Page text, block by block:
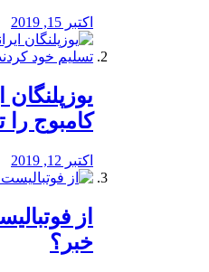
اکتبر 15, 2019
کامبوج را
اکتبر 12, 2019
از
خبر؟